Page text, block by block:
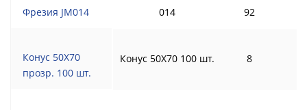
Фрезия JM014
Конус 50Х70
прозр. 100 шт.
014 92
Конус 50Х70 100 шт. 8